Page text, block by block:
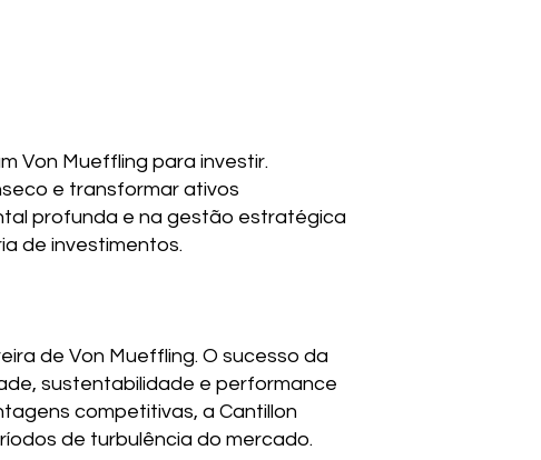
Von Mueffling para investir.
e transformar ativos
profunda e na gestão estratégica
de investimentos.
de Von Mueffling. O sucesso da
sustentabilidade e performance
competitivas, a Cantillon
de turbulência do mercado.